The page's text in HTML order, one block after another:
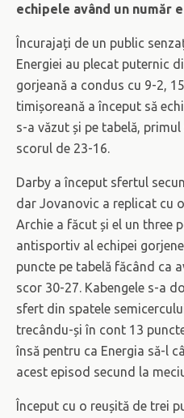
echipele având un număr
Încurajați de un public
Energiei au plecat puternic
gorjeană a condus cu 9-2,
timișoreană a început să
s-a văzut și pe tabelă,
scorul de 23-16.
Darby a început sfertul
dar Jovanovic a replicat cu
Archie a făcut și el un three
antisportiv al echipei
puncte pe tabelă făcând ca
scor 30-27. Kabengele s-a
sfert din spatele
trecându-și în cont 13
însă pentru ca Energia să-l
acest episod secund la
Început cu o reușită de trei